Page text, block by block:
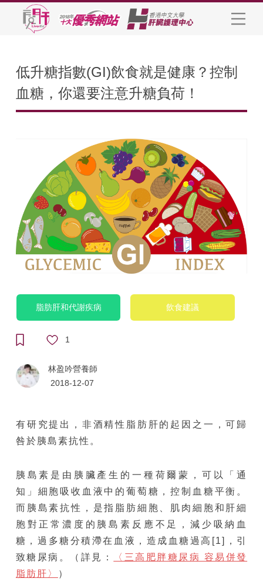
低升糖指數(GI)飲食就是健康？控制
血糖，你還要注意升糖負荷！
脂肪肝和代謝疾病 飲食建議
1
林盈吟營養師
2018-12-07
有研究提出，非酒精性脂肪肝的起因之一，可歸
咎於胰島素抗性。
胰島素是由胰臟產生的一種荷爾蒙，可以「通
知」細胞吸收血液中的葡萄糖，控制血糖平衡。
而胰島素抗性，是指脂肪細胞、肌肉細胞和肝細
胞對正常濃度的胰島素反應不足，減少吸納血
糖，過多糖分積滯在血液，造成血糖過高[1]，引
致糖尿病。（詳見：
〈三高肥胖糖尿病 容易併發
脂肪肝〉
）